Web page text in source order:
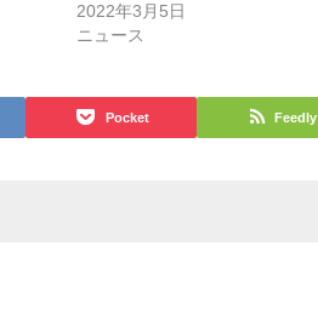
2022年3月5日
ニュース
Pocket Feedly